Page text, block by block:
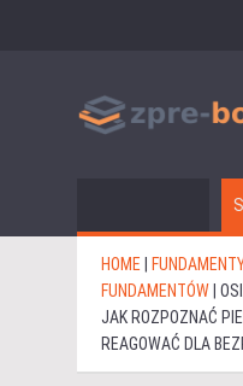
HOME
FUNDAMENTÓW
JAK ROZPOZNAĆ
REAGOWAĆ DLA